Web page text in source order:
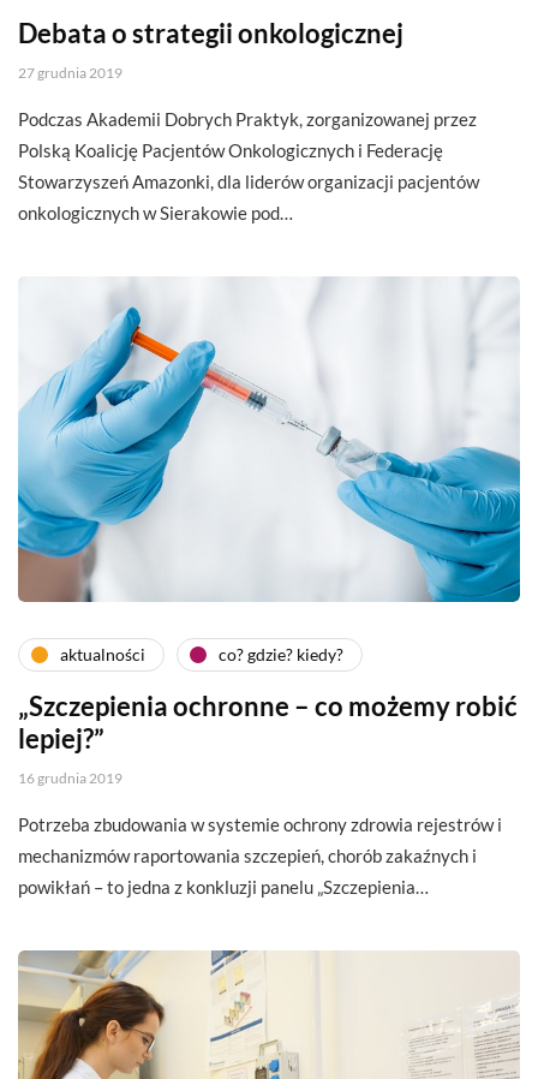
Debata o strategii onkologicznej
27 grudnia 2019
Podczas Akademii Dobrych Praktyk, zorganizowanej przez
Polską Koalicję Pacjentów Onkologicznych i Federację
Stowarzyszeń Amazonki, dla liderów organizacji pacjentów
onkologicznych w Sierakowie pod…
aktualności co? gdzie? kiedy?
„Szczepienia ochronne – co możemy robić
lepiej?”
16 grudnia 2019
Potrzeba zbudowania w systemie ochrony zdrowia rejestrów i
mechanizmów raportowania szczepień, chorób zakaźnych i
powikłań – to jedna z konkluzji panelu „Szczepienia…